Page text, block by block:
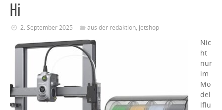
Hi
2. September 2025 aus der redaktion, jetshop
Nic
ht
nur
im
Mo
del
lflu